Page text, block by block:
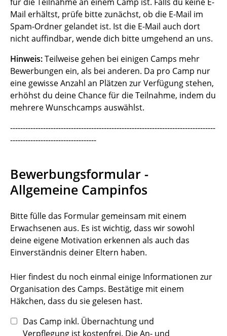
Mail erhältst, prüfe bitte zunächst, ob die E-Mail im
Spam-Ordner gelandet ist. Ist die E-Mail auch dort
nicht auffindbar, wende dich bitte umgehend an uns.
Hinweis:Teilweise gehen bei einigen Camps mehr
Bewerbungen ein, als bei anderen. Da pro Camp nur
eine gewisse Anzahl an Plätzen zur Verfügung stehen,
erhöhst du deine Chance für die Teilnahme, indem du
mehrere Wunschcamps auswählst.
---------------------------------------------------------------------------------
----------------------------------
Bewerbungsformular -
Allgemeine Campinfos
Bitte fülle das Formular gemeinsam mit einem
Erwachsenen aus. Es ist wichtig, dass wir sowohl
deine eigene Motivation erkennen als auch das
Einverständnis deiner Eltern haben.
Hier findest du noch einmal einige Informationen zur
Organisation des Camps. Bestätige mit einem
Häkchen, dass du sie gelesen hast.
Das Camp inkl. Übernachtung und
Verpflegung ist kostenfrei. Die An- und